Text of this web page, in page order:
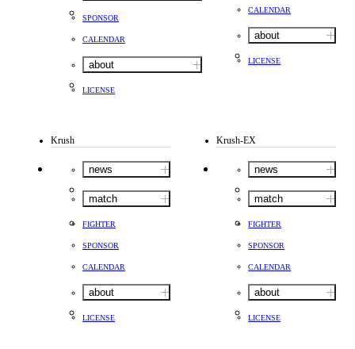
SPONSOR
CALENDAR
about
LICENSE
CALENDAR
about
LICENSE
Krush
news
match
FIGHTER
SPONSOR
CALENDAR
about
LICENSE
Krush-EX
news
match
FIGHTER
SPONSOR
CALENDAR
about
LICENSE